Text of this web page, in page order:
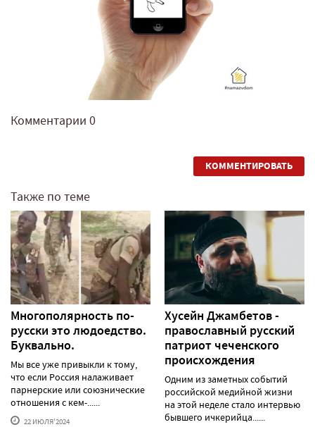
Комментарии 0
КОММЕНТИРОВАТЬ
Также по теме
Многополярность по-
русски это людоедство.
Буквально.
Мы все уже привыкли к тому,
что если Россия налаживает
парнерские или союзнические
отношения с кем-......
22 ИЮЛЯ'2024
Хусейн Джамбетов -
православный русский
патриот чеченского
происхождения
Одним из заметных событий
российской медийной жизни
на этой неделе стало интервью
бывшего ичкерийца......